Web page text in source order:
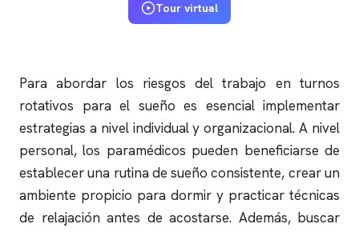
Tour virtual
Para abordar los riesgos del trabajo en turnos
rotativos para el sueño es esencial implementar
estrategias a nivel individual y organizacional. A nivel
personal, los paramédicos pueden beneficiarse de
establecer una rutina de sueño consistente, crear un
ambiente propicio para dormir y practicar técnicas
de relajación antes de acostarse. Además, buscar